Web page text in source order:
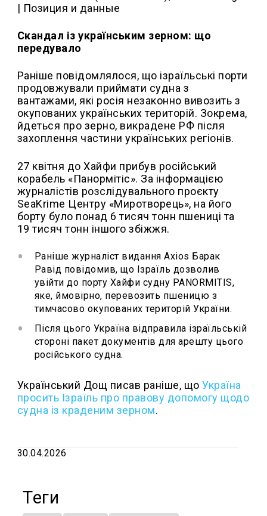
Скандал із українським зерном: що
передувало
Раніше повідомлялося, що ізраїльські порти
продовжували приймати судна з
вантажами, які росія незаконно вивозить з
окупованих українських територій. Зокрема,
йдеться про зерно, викрадене РФ після
захоплення частини українських регіонів.
27 квітня до Хайфи прибув російський
корабель «Панормітіс». За інформацією
журналістів розслідувального проєкту
SeaKrime Центру «Миротворець», на його
борту було понад 6 тисяч тонн пшениці та
19 тисяч тонн іншого збіжжя.
Раніше журналіст видання Axios Барак
Равід повідомив, що Ізраїль дозволив
увійти до порту Хайфи судну PANORMITIS,
яке, ймовірно, перевозить пшеницю з
тимчасово окупованих територій України.
Після цього Україна відправила ізраїльській
стороні пакет документів для арешту цього
російського судна.
Український Дощ писав раніше, щоУкраїна
просить Ізраїль про правову допомогу щодо
судна із краденим зерном.
30.04.2026
Теги